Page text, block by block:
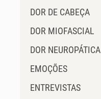
DOR DE CABEÇA
DOR MIOFASCIAL
DOR NEUROPÁTICA
EMOÇÕES
ENTREVISTAS